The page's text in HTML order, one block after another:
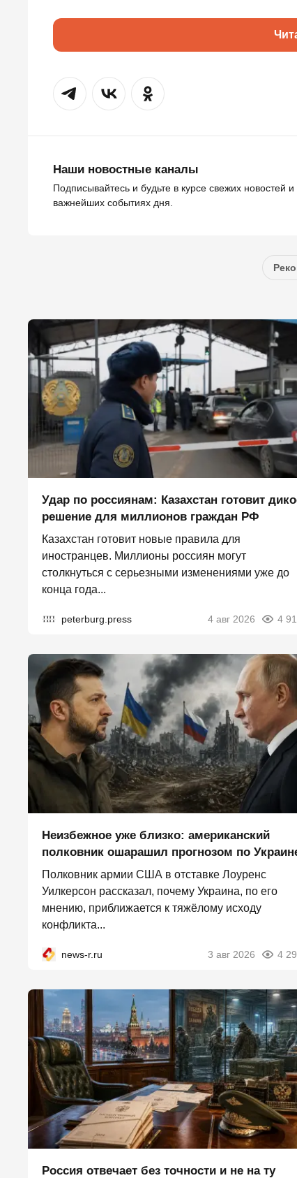
Наши новостные каналы
Подписывайтесь и будьте в курсе свежих новостей и
важнейших событиях дня.
Удар по россиянам: Казахстан готовит
решение для миллионов граждан РФ
Казахстан готовит новые правила для
иностранцев. Миллионы россиян могут
столкнуться с серьезными изменениями уже до
конца года...
peterburg.press 4 авг 2026 4
Неизбежное уже близко: американский
полковник ошарашил прогнозом по
Полковник армии США в отставке Лоуренс
Уилкерсон рассказал, почему Украина, по его
мнению, приближается к тяжёлому исходу
конфликта...
news-r.ru 3 авг 2026 4
Россия отвечает без точности и не на ту